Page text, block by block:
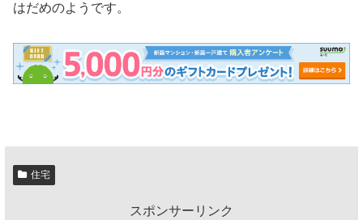
はだめのようです。
住宅
スポンサーリンク